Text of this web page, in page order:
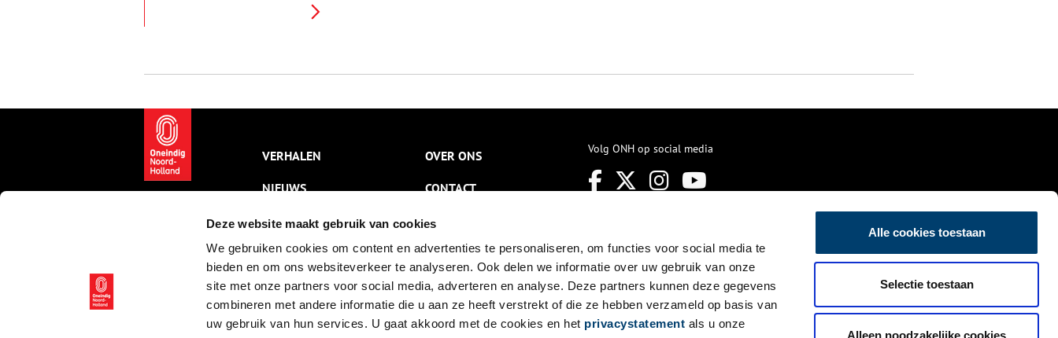
Deze website maakt gebruik van cookies
We gebruiken cookies om content en advertenties te personaliseren, om functies voor social media te
bieden en om ons websiteverkeer te analyseren. Ook delen we informatie over uw gebruik van onze
site met onze partners voor social media, adverteren en analyse. Deze partners kunnen deze gegevens
combineren met andere informatie die u aan ze heeft verstrekt of die ze hebben verzameld op basis van
uw gebruik van hun services. U gaat akkoord met de cookies en het privacystatement als u onze
Alle cookies toestaan
Selectie toestaan
Alleen noodzakelijke cookies
ondergang hebben gered’.
VERHALEN
NIEUWS
KALENDER
THEMA’S
ACTIVITEITEN
VIDEO’S
OVER ONS
CONTACT
NIEUWSBRIEF
DISCLAIMER
PRIVACY
TOEGANKELIJKHEID
Volg ONH op social media